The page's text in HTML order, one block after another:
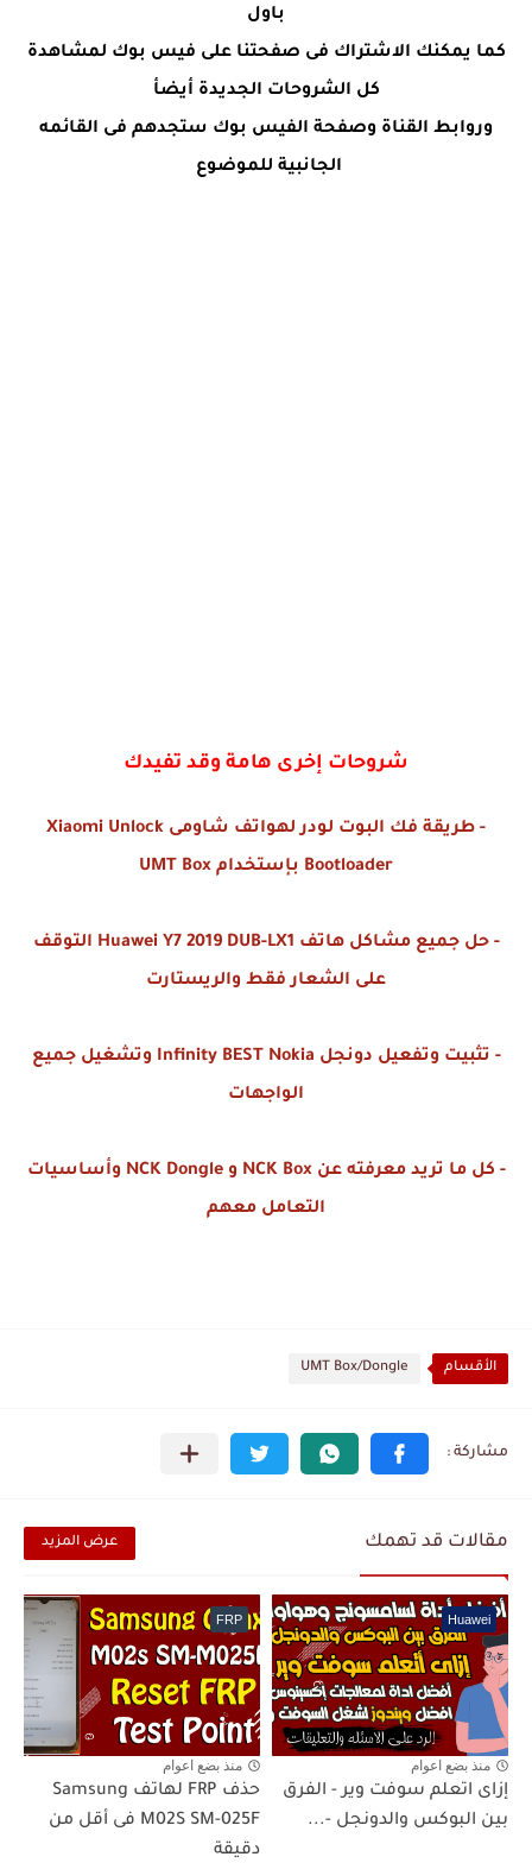
باول
كما يمكنك الاشتراك فى صفحتنا على فيس بوك لمشاهدة
كل الشروحات الجديدة أيضأ
وروابط القناة وصفحة الفيس بوك ستجدهم فى القائمه
الجانبية للموضوع
شروحات إخرى هامة وقد تفيدك
- طريقة فك البوت لودر لهواتف شاومى Xiaomi Unlock
Bootloader بإستخدام UMT Box
- حل جميع مشاكل هاتف Huawei Y7 2019 DUB-LX1 التوقف
على الشعار فقط والريستارت
- تثبيت وتفعيل دونجل Infinity BEST Nokia وتشغيل جميع
الواجهات
- كل ما تريد معرفته عن NCK Box و NCK Dongle وأساسيات
التعامل معهم
الأقسام UMT Box/Dongle
مقالات قد تهمك عرض المزيد
Huawei
منذ بضع اعوام
إزاى اتعلم سوفت وير - الفرق
بين البوكس والدونجل -...
FRP
منذ بضع اعوام
حذف FRP لهاتف Samsung
M02S SM-025F فى أقل من
دقيقة